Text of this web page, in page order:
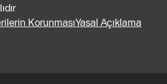
KorunmasıYasal Açıklama